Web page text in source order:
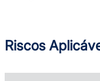
Riscos